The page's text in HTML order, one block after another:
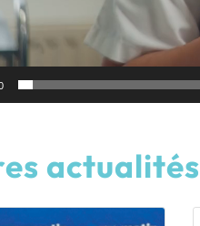
actualités